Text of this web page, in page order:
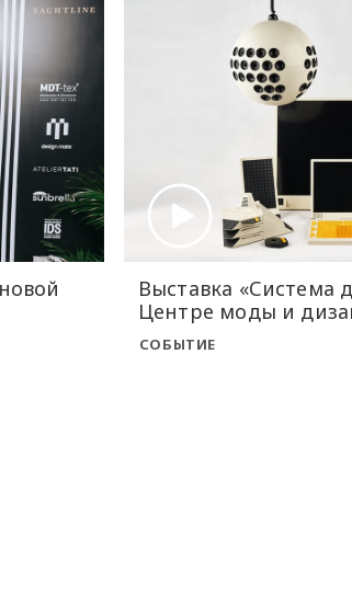
Выставка «Система
Центре моды и
СОБЫТИЕ